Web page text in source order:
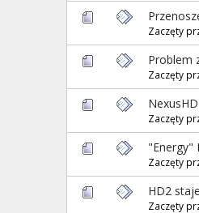
Zaczęty
Problem
Zaczęty
Zaczęty
"Energy"
Zaczęty
HD2
Zaczęty